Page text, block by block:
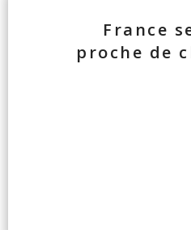
France
proche de